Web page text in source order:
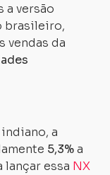
a versão
brasileiro,
vendas da
a
5,3%a
lançar essa NX